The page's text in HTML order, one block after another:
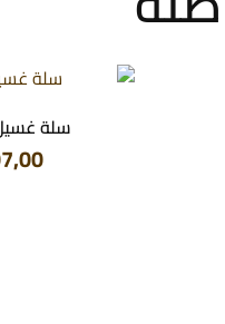
سلة